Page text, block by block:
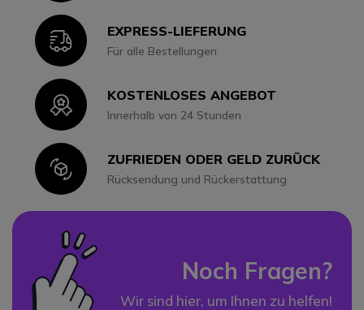
IconEXPRESS-LIEFERUNG
Für alle Bestellungen
IconKOSTENLOSES ANGEBOT
Innerhalb von 24 Stunden
IconZUFRIEDEN ODER GELD ZURÜCK
Rücksendung und Rückerstattung
Noch Fragen?
Wir sind hier, um Ihnen zu helfen!